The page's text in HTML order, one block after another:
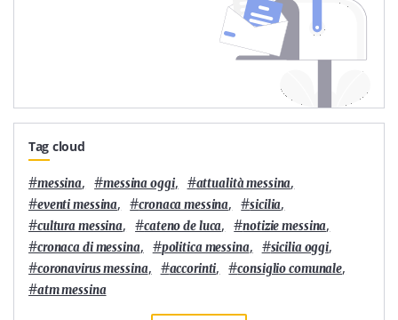
Tag cloud
#messina, #messina oggi, #attualità messina,
#eventi messina, #cronaca messina, #sicilia,
#cultura messina, #cateno de luca, #notizie messina,
#cronaca di messina, #politica messina, #sicilia oggi,
#coronavirus messina, #accorinti, #consiglio comunale,
#atm messina